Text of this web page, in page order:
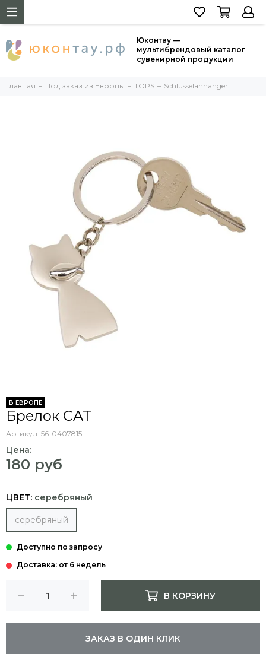
Юконтау —
мультибрендовый каталог
сувенирной продукции
Главная Под заказ из Европы TOPS Schlüsselanhänger
В ЕВРОПЕ
Брелок CAT
Артикул: 56-0407815
Цена:
180 руб
ЦВЕТ: серебряный
серебряный
Доставка: от 6 недель
В КОРЗИНУ
ЗАКАЗ В ОДИН КЛИК